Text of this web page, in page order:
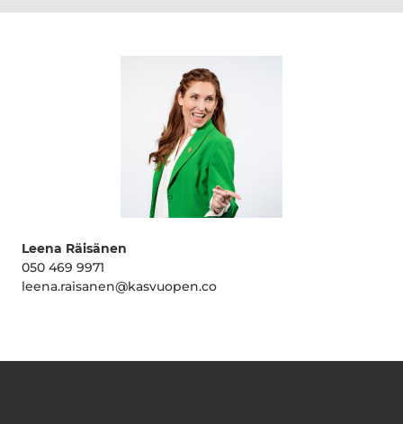
Leena Räisänen
050 469 9971
leena.raisanen@kasvuopen.co